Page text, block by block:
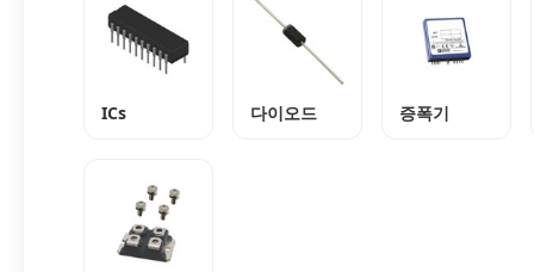
ICs 다이오드 증폭기